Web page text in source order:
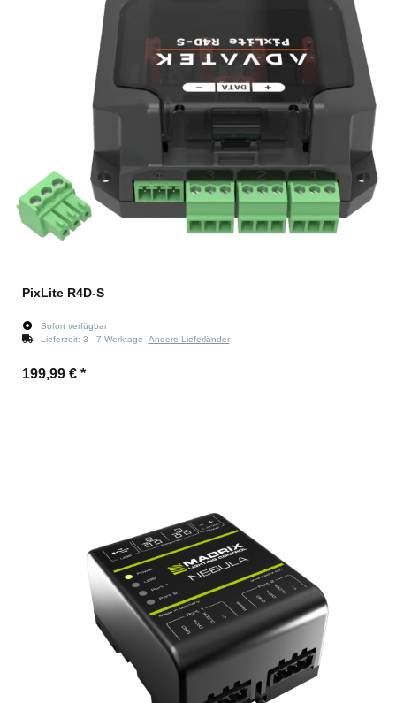
PixLite R4D-S
Sofort verfügbar
Lieferzeit: 3 - 7 Werktage Andere Lieferländer
199,99 € *